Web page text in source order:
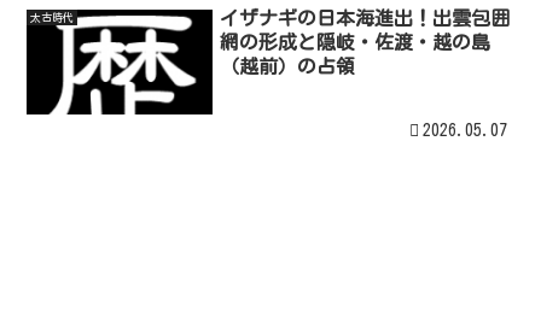
太古時代
イザナギの日本海進出！出雲包囲
網の形成と隠岐・佐渡・越の島
（越前）の占領
2026.05.07